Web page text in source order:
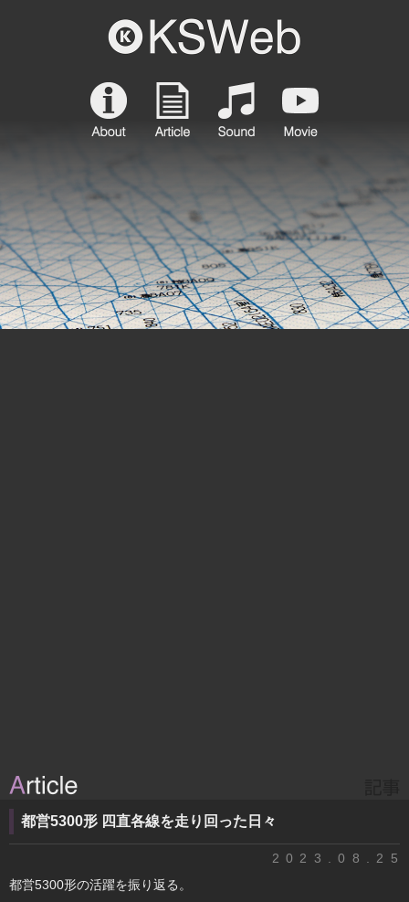
都営5300形 四直各線を走り回った日々
2023.08.25
都営5300形の活躍を振り返る。